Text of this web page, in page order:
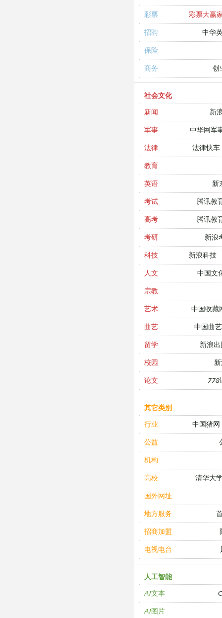
彩票 彩票大赢
招聘 中华
保险
商务 创
社会文化
新闻
新
军事 中华网军
法律 法律快车
教育
英语 新
考试 腾讯教
高考 腾讯教
考研 新浪
科技 新浪科技
人文 中国文
宗教
艺术 中国收藏
曲艺 中国曲
留学 新浪
校园
论文 778
其它类别
行业
中国猪网
公益
机构
高校 清华大
国外网址
地方服务
招商加盟
电视电台
人工智能
AI文本
AI图片